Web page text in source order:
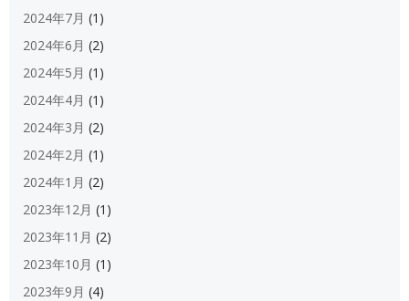
2024年7月 (1)
2024年6月 (2)
2024年5月 (1)
2024年4月 (1)
2024年3月 (2)
2024年2月 (1)
2024年1月 (2)
2023年12月 (1)
2023年11月 (2)
2023年10月 (1)
2023年9月 (4)